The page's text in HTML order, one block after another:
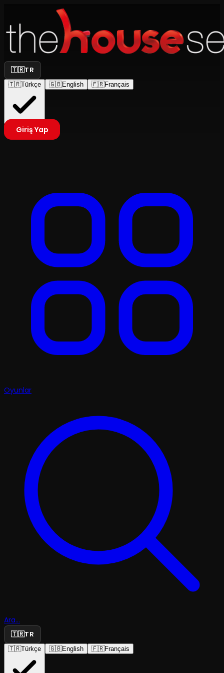
🇹🇷TR
🇹🇷Türkçe 🇬🇧English 🇫🇷Français
Giriş Yap
Oyunlar
Ara...
🇹🇷TR
🇹🇷Türkçe 🇬🇧English 🇫🇷Français